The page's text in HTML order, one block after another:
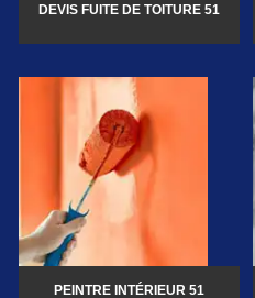
DEVIS FUITE DE TOITURE 51
PEINTRE INTÉRIEUR 51